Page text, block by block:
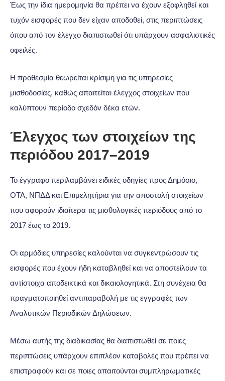
Έως την ίδια ημερομηνία θα πρέπει να έχουν εξοφληθεί και
τυχόν εισφορές που δεν είχαν αποδοθεί, στις περιπτώσεις
όπου από τον έλεγχο διαπιστωθεί ότι υπάρχουν ασφαλιστικές
οφειλές.
Η προθεσμία θεωρείται κρίσιμη για τις υπηρεσίες
μισθοδοσίας, καθώς απαιτείται έλεγχος στοιχείων που
καλύπτουν περίοδο σχεδόν δέκα ετών.
Έλεγχος των στοιχείων της
περιόδου 2017–2019
Το έγγραφο περιλαμβάνει ειδικές οδηγίες προς Δημόσιο,
ΟΤΑ, ΝΠΔΔ και Επιμελητήρια για την αποστολή στοιχείων
που αφορούν ιδιαίτερα τις μισθολογικές περιόδους από το
2017 έως το 2019.
Οι αρμόδιες υπηρεσίες καλούνται να συγκεντρώσουν τις
εισφορές που έχουν ήδη καταβληθεί και να αποστείλουν τα
αντίστοιχα αποδεικτικά και δικαιολογητικά. Στη συνέχεια θα
πραγματοποιηθεί αντιπαραβολή με τις εγγραφές των
Αναλυτικών Περιοδικών Δηλώσεων.
Μέσω αυτής της διαδικασίας θα διαπιστωθεί σε ποιες
περιπτώσεις υπάρχουν επιπλέον καταβολές που πρέπει να
επιστραφούν και σε ποιες απαιτούνται συμπληρωματικές